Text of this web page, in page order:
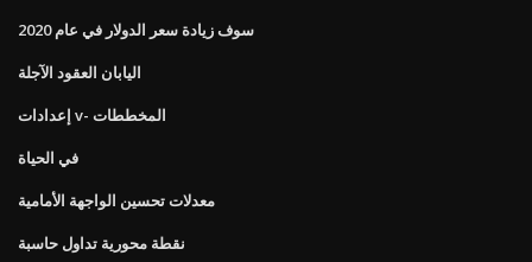
سوف زيادة سعر الدولار في عام 2020
اليابان العقود الآجلة
إعدادات v- المخططات
في الحياة
معدلات تحسين الواجهة الأمامية
نقطة محورية تداول حاسبة